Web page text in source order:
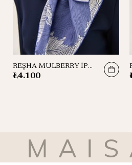
REŞHA MULBERRY İPEK EŞARP 90*90 CM - MOR
₺4.100